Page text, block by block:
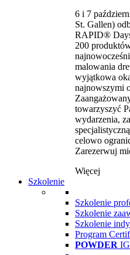
6 i 7
St. Gallen)
RAPID®
200
malowania
wyjątkowa
najnowszymi
towarzyszyć
wydarzenia,
celowo
Zarezerwuj
Więcej
Szkolenie
Szkolenie
Szkolenie
Szkolenie
Program
POWDER